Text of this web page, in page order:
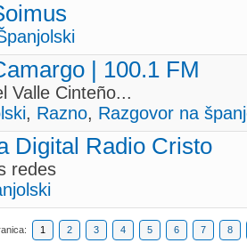
| 100.1 FM
Valle Cinteño...
, Razno, Razgovor na
Digital Radio Cristo
redes
1 2 3 4 5 6 7 8